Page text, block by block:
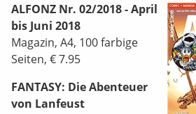
ALFONZ Nr. 02/2018 - April
bis Juni 2018
Magazin, A4, 100 farbige
Seiten, € 7.95
FANTASY: Die Abenteuer
von Lanfeust